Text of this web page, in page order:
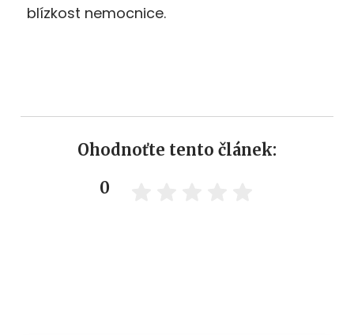
blízkost nemocnice.
Ohodnoťte tento článek:
0